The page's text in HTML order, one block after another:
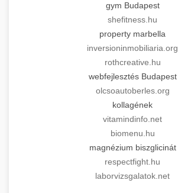
gym Budapest
shefitness.hu
property marbella
inversioninmobiliaria.org
rothcreative.hu
webfejlesztés Budapest
olcsoautoberles.org
kollagének
vitamindinfo.net
biomenu.hu
magnézium biszglicinát
respectfight.hu
laborvizsgalatok.net